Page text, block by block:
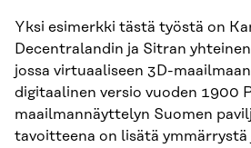
Yksi esimerkki tästä työstä on
Decentralandin ja Sitran yhteinen
jossa virtuaaliseen 3D-
digitaalinen versio vuoden 1900
maailmannäyttelyn Suomen
tavoitteena on lisätä ymmärrystä